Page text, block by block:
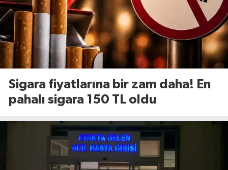
Sigara fiyatlarına bir zam daha! En
pahalı sigara 150 TL oldu